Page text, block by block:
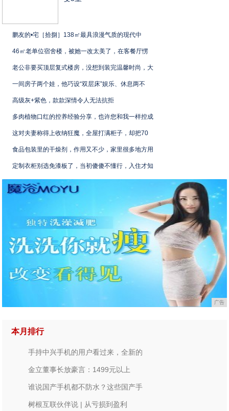
鹏友的•宅［拾捌］138㎡最具浪漫气质的现代中
46㎡老单位宿舍楼，被她一改太美了，在客餐厅愣
老公非要买顶层复式楼房，没想到装完温馨时尚，大
一间房子两个娃，他巧设“双层床”娱乐、休息两不
高级灰+紫色，款款深情令人无法抗拒
多肉植物口红的控养经验分享，也许您和我一样控成
这对夫妻称得上收纳狂魔，全屋打满柜子，却把70
食品包装里的干燥剂，作用又不少，家里很多地方用
定制衣柜别选免漆板了，当初傻傻不懂行，入住才知
广告
本月排行
手持中兴手机的用户看过来，全新的
金立董事长放豪言：1499元以上
谁说国产手机都不防水？这些国产手
树根互联伙伴说 | 从亏损到盈利